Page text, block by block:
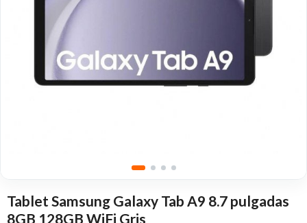
Tablet Samsung Galaxy Tab A9 8.7 pulgadas
8GB 128GB WiFi Gris